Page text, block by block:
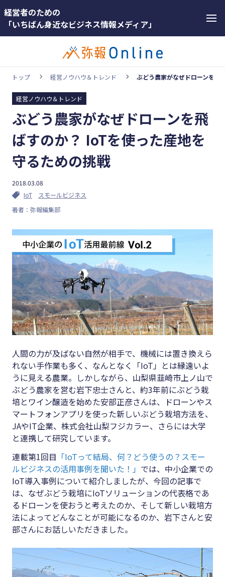
経営者のための
「いちばん身近なビジネス情報メディア」
カテゴリー
顧客獲得・売上アップ
人材（採用・育成・定着）
事業成長・経営力アップ
経営ノウハウ＆トレンド
キーワード
#インボイス
#インボイス制度
#電子帳簿保存法
#集客
#DX
#生産性向上
#採用
#人材育成
#店舗経営
#クラブオフ
無料で会計ソフトを試す
ホットワー
#インボ
イス
#インボ
イス制度
#電子帳
#資金調
#DX
#生産性
向上
#人材育
#店舗経
#クラブ
オフ
トップ 経営ノウハウ＆トレンド ぶどう農家がなぜドローンを飛
経営ノウハウ＆トレンド
ぶどう農家がなぜドローンを飛
ばすのか？ IoTを使った産地を
守るための挑戦
2018.03.08
IoT
スモールビジネス
著者：弥報編集部
人間の力が及ばない自然が相手で、機械には置き換えら
れない手作業も多く、なんとなく「IoT」とは縁遠いよ
うに見える農業。しかしながら、山梨県韮崎市上ノ山で
ぶどう農家を営む岩下忠士さんと、約3年前にぶどう栽
培とワイン醸造を始めた安部正彦さんは、ドローンやス
マートフォンアプリを使った新しいぶどう栽培方法を、
JAやIT企業、株式会社山梨フジカラー、さらには大学
と連携して研究しています。
連載第1回目 「IoTって結局、何？どう使うの？スモー
ルビジネスの活用事例を聞いた！」 では、中小企業での
IoT導入事例について紹介しましたが、今回の記事で
は、なぜぶどう栽培にIoTソリューションの代表格であ
るドローンを使おうと考えたのか、そして新しい栽培方
法によってどんなことが可能になるのか、岩下さんと安
部さんにお話しいただきました。